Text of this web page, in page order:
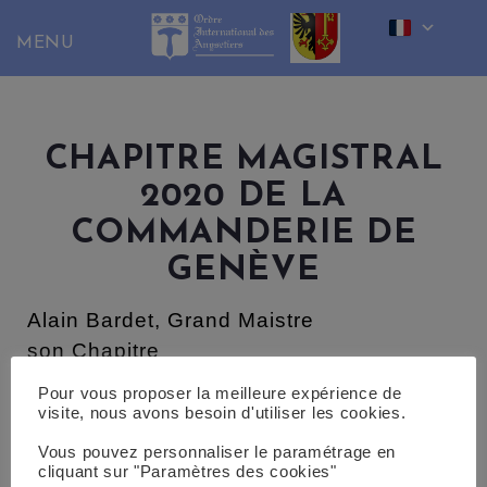
content
CHAPITRE MAGISTRAL
2020 DE LA
COMMANDERIE DE
GENÈVE
Alain Bardet, Grand Maistre
son Chapitre
seront heureux de vous accueillir pour
le 62ème Chapitre Magistral
Pour vous proposer la meilleure expérience de
visite, nous avons besoin d'utiliser les cookies.
Vous pouvez personnaliser le paramétrage en
cliquant sur "Paramètres des cookies"